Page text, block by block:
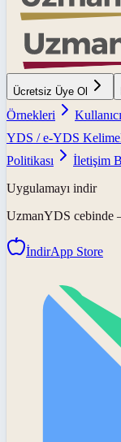
Ücretsiz Üye Ol
Örnekleri
YDS / e-YDS
Politikası
İletişim
Uygulamayı indir
UzmanYDS cebinde
İndirApp Store